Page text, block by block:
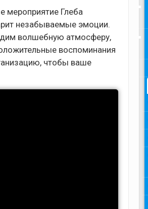
мероприятие Глеба
незабываемые эмоции.
волшебную атмосферу,
воспоминания
чтобы ваше